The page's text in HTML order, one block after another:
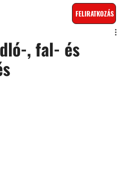
FELIRATKOZÁS
, fal- és